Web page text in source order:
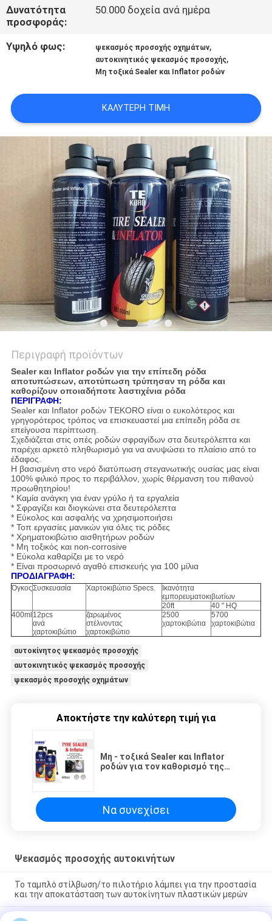
ΖΗΤΉΣΤΕ
ΠΡΟΣΦΟΡΆ
ΠΟΛΙΤΙΚΉ
ΑΠΟΡΡΉΤΟΥ
Δυνατότητα
προσφοράς:
50.000 δοχεία ανά ημέρα
Υψηλό φως: ψεκασμός προσοχής οχημάτων,
αυτοκινητικός ψεκασμός προσοχής,
Μη τοξικά Sealer και Inflator ροδών
ΚΑΛΎΤΕΡΗ ΤΙΜΉ
Περιγραφή προϊόντων
Sealer και Inflator ροδών για την επίπεδη ρόδα
αποτυπώσεων, αποτύπωση τρύπησαν τη ρόδα και
καθορίζουν οποιαδήποτε λαστιχένια ρόδα
ΠΕΡΙΓΡΑΦΗ:
Sealer και Inflator ροδών TEKORO είναι ο ευκολότερος και
γρηγορότερος τρόπος να επισκευαστεί μια επίπεδη ρόδα σε
επείγουσα περίπτωση.
Σχεδιάζεται στις οπές ροδών σφραγίδων στα δευτερόλεπτα και
παρέχει αρκετό πληθωρισμό για να ανυψώσει το πλαίσιο από το
έδαφος.
Η βασισμένη στο νερό διατύπωση στεγανωτικής ουσίας μας είναι
100% φιλικό προς το περιβάλλον, χωρίς θέρμανση του πιθανού
προωθητηρίου!
* Καμία ανάγκη για έναν γρύλο ή τα εργαλεία
* Σφραγίζει και διογκώνει στα δευτερόλεπτα
* Εύκολος και ασφαλής να χρησιμοποιήσει
* Τοπ εργασίες μανικών για όλες τις ρόδες
* Χρηματοκιβώτιο αισθητήρων ροδών
* Μη τοξικός και non-corrosive
* Εύκολα καθαρίζει με το νερό
* Είναι προσωρινό αγαθό επισκευής για 100 μίλια
ΠΡΟΔΙΑΓΡΑΦΗ:
ΌγκοςΣυσκευασία Χαρτοκιβώτιο Specs.
Ικανότητα
εμπορευματοκιβωτίων
20ft
40 " HQ
400ml 12pcs
ανά
χαρτοκιβώτιο
ζαρωμένος
στέλνοντας
χαρτοκιβώτιο
2500
χαρτοκιβώτια
5700
χαρτοκιβώτια
αυτοκίνητος ψεκασμός προσοχής
αυτοκινητικός ψεκασμός προσοχής
ψεκασμός προσοχής οχημάτων
Αποκτήστε την καλύτερη τιμή για
Μη - τοξικά Sealer και Inflator
ροδών για τον καθορισμό της
Να συνεχίσει
Ψεκασμός προσοχής αυτοκινήτων
Το ταμπλό στίλβωση/το πιλοτήριο λάμπει για την προστασία
και την αποκατάσταση των αυτοκίνητων πλαστικών μερών